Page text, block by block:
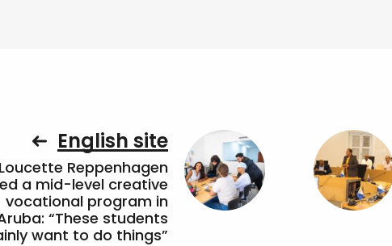
English site
Loucette Reppenhagen
a mid-level creative
vocational program in
“These students
want to do things”